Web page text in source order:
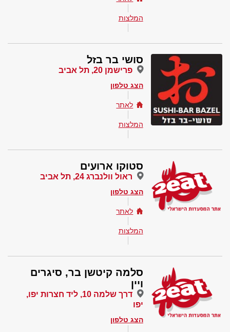
המלצות
סושי בר בזל
פרישמן 20, תל אביב
הצג טלפון
לאתר
המלצות
סטוקו ארועים
ראול וולנברג 24, תל אביב
הצג טלפון
לאתר
המלצות
סלמה קיטשן בר, סיגרים
ויין
דרך שלמה 10, ליד חצרות יפו,
יפו
הצג טלפון